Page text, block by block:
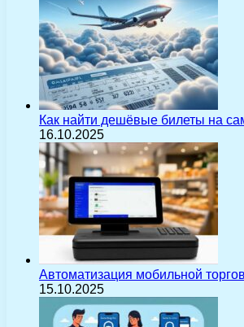
Как найти дешёвые билеты на
16.10.2025
Автоматизация мобильной
15.10.2025